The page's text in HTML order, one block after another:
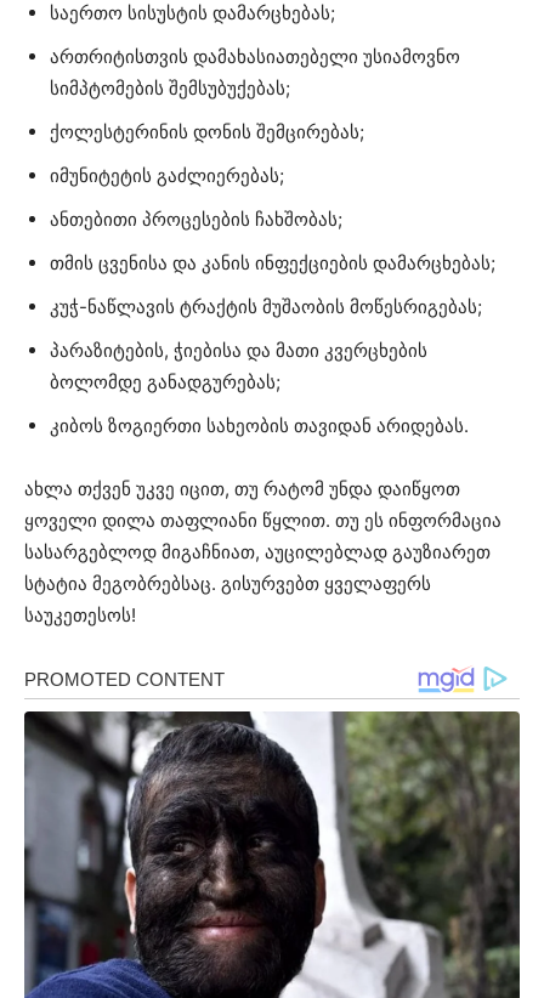
საერთო სისუსტის დამარცხებას;
ართრიტისთვის დამახასიათებელი უსიამოვნო
სიმპტომების შემსუბუქებას;
ქოლესტერინის დონის შემცირებას;
იმუნიტეტის გაძლიერებას;
ანთებითი პროცესების ჩახშობას;
თმის ცვენისა და კანის ინფექციების დამარცხებას;
კუჭ-ნაწლავის ტრაქტის მუშაობის მოწესრიგებას;
პარაზიტების, ჭიებისა და მათი კვერცხების
ბოლომდე განადგურებას;
კიბოს ზოგიერთი სახეობის თავიდან არიდებას.
ახლა თქვენ უკვე იცით, თუ რატომ უნდა დაიწყოთ
ყოველი დილა თაფლიანი წყლით. თუ ეს ინფორმაცია
სასარგებლოდ მიგაჩნიათ, აუცილებლად გაუზიარეთ
სტატია მეგობრებსაც. გისურვებთ ყველაფერს
საუკეთესოს!